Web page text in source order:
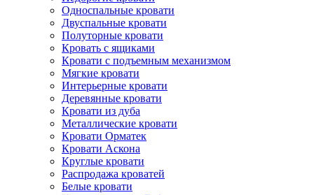
Односпальные кровати
Двуспальные кровати
Полуторные кровати
Кровать с ящиками
Кровати с подъемным механизмом
Мягкие кровати
Интерьерные кровати
Деревянные кровати
Кровати из дуба
Металлические кровати
Кровати Орматек
Кровати Аскона
Круглые кровати
Распродажа кроватей
Белые кровати